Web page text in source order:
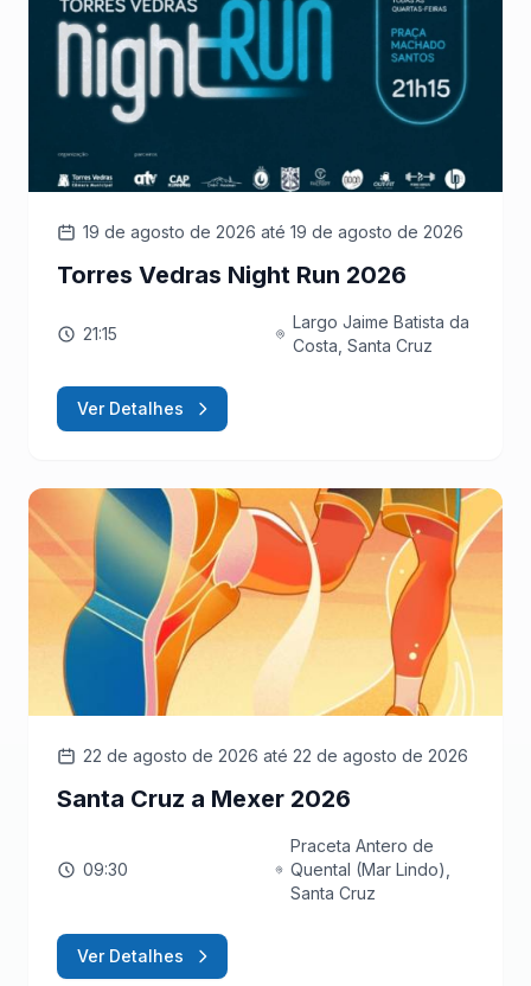
19 de agosto de 2026 até 19 de agosto de 2026
Torres Vedras Night Run 2026
21:15
Largo Jaime Batista da
Costa, Santa Cruz
Ver Detalhes
22 de agosto de 2026 até 22 de agosto de 2026
Santa Cruz a Mexer 2026
09:30
Praceta Antero de
Quental (Mar Lindo),
Santa Cruz
Ver Detalhes